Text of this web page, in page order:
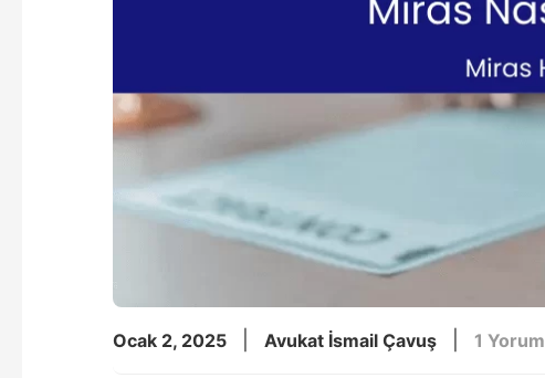
Ocak 2, 2025 Avukat İsmail Çavuş 1 Yorum